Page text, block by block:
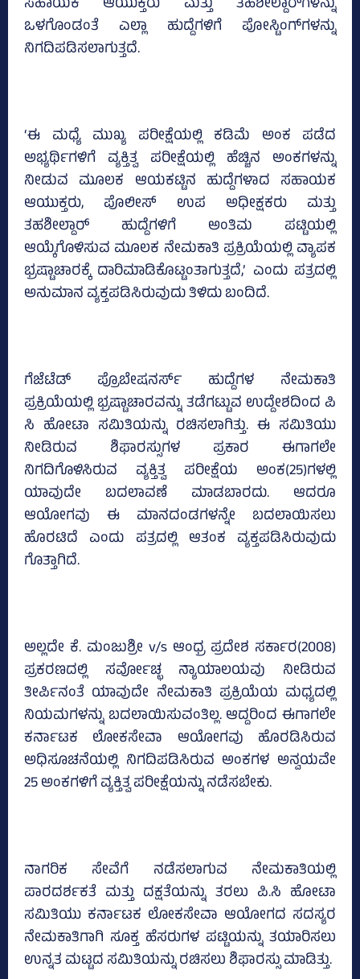
ಸಹಾಯಕ ಆಯುಕ್ತರು ಮತ್ತು ತಹಶೀಲ್ದಾರ್‌ಗಳನ್ನು
ಒಳಗೊಂಡಂತೆ ಎಲ್ಲಾ ಹುದ್ದೆಗಳಿಗೆ ಪೋಸ್ಟಿಂಗ್‌ಗಳನ್ನು
ನಿಗದಿಪಡಿಸಲಾಗುತ್ತದೆ.
‘ಈ ಮಧ್ಯೆ ಮುಖ್ಯ ಪರೀಕ್ಷೆಯಲ್ಲಿ ಕಡಿಮೆ ಅಂಕ ಪಡೆದ
ಅಭ್ಯರ್ಥಿಗಳಿಗೆ ವ್ಯಕ್ತಿತ್ವ ಪರೀಕ್ಷೆಯಲ್ಲಿ ಹೆಚ್ಚಿನ ಅಂಕಗಳನ್ನು
ನೀಡುವ ಮೂಲಕ ಆಯಕಟ್ಟಿನ ಹುದ್ದೆಗಳಾದ ಸಹಾಯಕ
ಆಯುಕ್ತರು, ಪೊಲೀಸ್‌ ಉಪ ಅಧೀಕ್ಷಕರು ಮತ್ತು
ತಹಶೀಲ್ದಾರ್‌ ಹುದ್ದೆಗಳಿಗೆ ಅಂತಿಮ ಪಟ್ಟಿಯಲ್ಲಿ
ಆಯ್ಕೆಗೊಳಿಸುವ ಮೂಲಕ ನೇಮಕಾತಿ ಪ್ರಕ್ರಿಯೆಯಲ್ಲಿ ವ್ಯಾಪಕ
ಭ್ರಷ್ಟಾಚಾರಕ್ಕೆ ದಾರಿಮಾಡಿಕೊಟ್ಟಂತಾಗುತ್ತದೆ,’ ಎಂದು ಪತ್ರದಲ್ಲಿ
ಅನುಮಾನ ವ್ಯಕ್ತಪಡಿಸಿರುವುದು ತಿಳಿದು ಬಂದಿದೆ.
ಗೆಜೆಟೆಡ್ ಪ್ರೊಬೇಷನರ್ಸ್ ಹುದ್ದೆಗಳ ನೇಮಕಾತಿ
ಪ್ರಕ್ರಿಯೆಯಲ್ಲಿ ಭ್ರಷ್ಟಾಚಾರವನ್ನು ತಡೆಗಟ್ಟುವ ಉದ್ದೇಶದಿಂದ ಪಿ
ಸಿ ಹೋಟಾ ಸಮಿತಿಯನ್ನು ರಚಿಸಲಾಗಿತ್ತು. ಈ ಸಮಿತಿಯು
ನೀಡಿರುವ ಶಿಫಾರಸ್ಸುಗಳ ಪ್ರಕಾರ ಈಗಾಗಲೇ
ನಿಗದಿಗೊಳಿಸಿರುವ ವ್ಯಕ್ತಿತ್ವ ಪರೀಕ್ಷೆಯ ಅಂಕ(25)ಗಳಲ್ಲಿ
ಯಾವುದೇ ಬದಲಾವಣೆ ಮಾಡಬಾರದು. ಆದರೂ
ಆಯೋಗವು ಈ ಮಾನದಂಡಗಳನ್ನೇ ಬದಲಾಯಿಸಲು
ಹೊರಟಿದೆ ಎಂದು ಪತ್ರದಲ್ಲಿ ಆತಂಕ ವ್ಯಕ್ತಪಡಿಸಿರುವುದು
ಗೊತ್ತಾಗಿದೆ.
ಅಲ್ಲದೇ ಕೆ. ಮಂಜುಶ್ರೀ v/s ಆಂಧ್ರ ಪ್ರದೇಶ ಸರ್ಕಾರ(2008)
ಪ್ರಕರಣದಲ್ಲಿ ಸರ್ವೋಚ್ಛ ನ್ಯಾಯಾಲಯವು ನೀಡಿರುವ
ತೀರ್ಪಿನಂತೆ ಯಾವುದೇ ನೇಮಕಾತಿ ಪ್ರಕ್ರಿಯೆಯ ಮಧ್ಯದಲ್ಲಿ
ನಿಯಮಗಳನ್ನು ಬದಲಾಯಿಸುವಂತಿಲ್ಲ. ಆದ್ದರಿಂದ ಈಗಾಗಲೇ
ಕರ್ನಾಟಕ ಲೋಕಸೇವಾ ಆಯೋಗವು ಹೊರಡಿಸಿರುವ
ಅಧಿಸೂಚನೆಯಲ್ಲಿ ನಿಗದಿಪಡಿಸಿರುವ ಅಂಕಗಳ ಅನ್ವಯವೇ
25 ಅಂಕಗಳಿಗೆ ವ್ಯಕ್ತಿತ್ವ ಪರೀಕ್ಷೆಯನ್ನು ನಡೆಸಬೇಕು.
ನಾಗರಿಕ ಸೇವೆಗೆ ನಡೆಸಲಾಗುವ ನೇಮಕಾತಿಯಲ್ಲಿ
ಪಾರದರ್ಶಕತೆ ಮತ್ತು ದಕ್ಷತೆಯನ್ನು ತರಲು ಪಿ.ಸಿ ಹೋಟಾ
ಸಮಿತಿಯು ಕರ್ನಾಟಕ ಲೋಕಸೇವಾ ಆಯೋಗದ ಸದಸ್ಯರ
ನೇಮಕಾತಿಗಾಗಿ ಸೂಕ್ತ ಹೆಸರುಗಳ ಪಟ್ಟಿಯನ್ನು ತಯಾರಿಸಲು
ಉನ್ನತ ಮಟ್ಟದ ಸಮಿತಿಯನ್ನು ರಚಿಸಲು ಶಿಫಾರಸ್ಸು ಮಾಡಿತ್ತು.